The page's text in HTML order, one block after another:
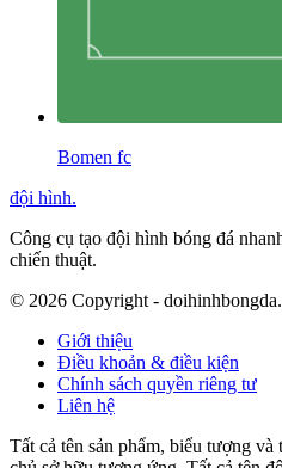
Bomen fc
đội hình.
Công cụ tạo đội hình bóng đá
chiến thuật.
© 2026 Copyright -
Giới thiệu
Điều khoản & điều kiện
Chính sách quyền riêng tư
Liên hệ
Tất cả tên sản phẩm, biểu tượng